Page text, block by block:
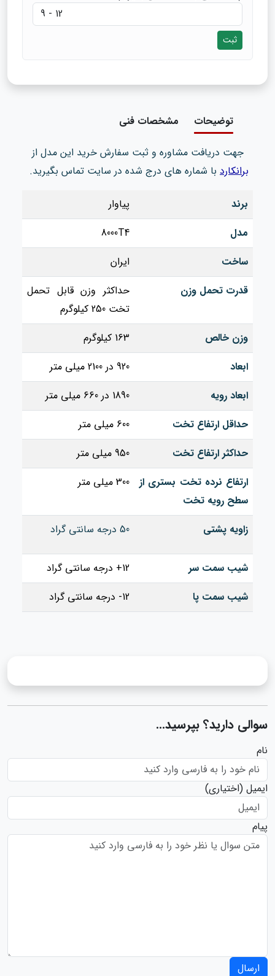
ثبت
توضیحات مشخصات فنی
جهت دریافت مشاوره و ثبت سفارش خرید این مدل از
برانکارد با شماره های درج شده در سایت تماس بگیرید.
برند
پیاوار
مدل
8000T4
ساخت
ایران
قدرت تحمل وزن
حداکثر وزن قابل تحمل
تخت 250 کیلوگرم
وزن خالص
163 کیلوگرم
ابعاد
920 در 2100 میلی متر
ابعاد رویه
1890 در 660 میلی متر
حداقل ارتفاع تخت
600 میلی متر
حداکثر ارتفاع تخت
950 میلی متر
ارتفاع نرده تخت بستری از
سطح رویه تخت
300 میلی متر
زاویه پشتی 50 درجه سانتی گراد
شیب سمت سر
12+ درجه سانتی گراد
شیب سمت پا
12- درجه سانتی گراد
سوالی دارید؟ بپرسید...
نام
ایمیل (اختیاری)
پیام
ارسال